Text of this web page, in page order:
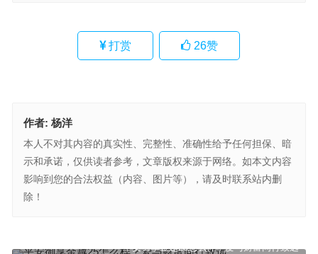
打赏 26赞
作者: 杨洋
本人不对其内容的真实性、完整性、准确性给予任何担保、暗
示和承诺，仅供读者参考，文章版权来源于网络。如本文内容
影响到您的合法权益（内容、图片等），请及时联系站内删
除！
平安御享金越25怎么样？爱与财富同行致远